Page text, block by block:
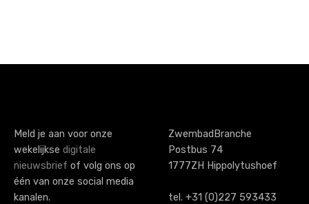
Meld je aan voor onze
wekelijkse digitale
nieuwsbrief of volg ons op
één van onze social media
kanalen.
ZwembadBranche
Postbus 74
1777ZH Hippolytushoef
tel. +31 (0)227 593433